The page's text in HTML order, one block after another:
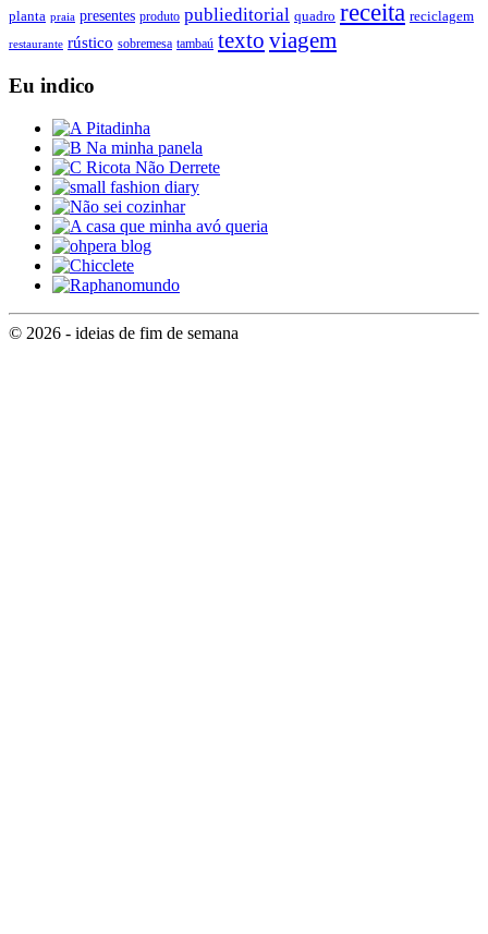
planta praia presentes produto publieditorial quadro receita reciclagem
restaurante rústico sobremesa tambaú texto viagem
Eu indico
© 2026 - ideias de fim de semana